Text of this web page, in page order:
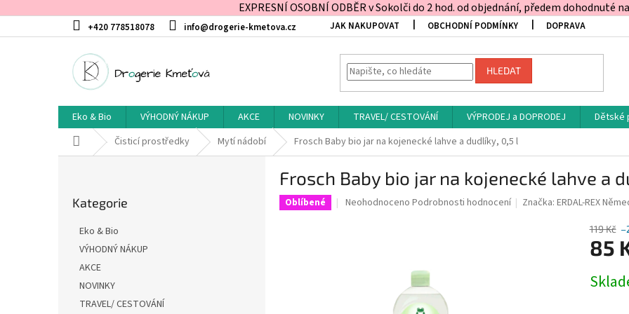
EXPRESNÍ OSOBNÍ ODBĚR v Sokolči do 2 hod. od objednání, předem dohodnuté
na
+420 778518078 info@drogerie-kmetova.cz JAK NAKUPOVAT OBCHODNÍ PODMÍNKY DOPRAVA
HLEDAT
Eko & Bio VÝHODNÝ NÁKUP AKCE NOVINKY TRAVEL/ CESTOVÁNÍ VÝPRODEJ a DOPRODEJ Dětské
Domů Čisticí prostředky Mytí nádobí Frosch Baby bio jar na kojenecké lahve a dudlíky, 0,5 l
kategorie
Kategorie
Eko & Bio
VÝHODNÝ NÁKUP
AKCE
NOVINKY
TRAVEL/ CESTOVÁNÍ
Frosch Baby bio jar na kojenecké lahve a
Oblíbené
Průměrné
Neohodnoceno Podrobnosti hodnocení Značka:ERDAL-REX
119 Kč
85
cena: